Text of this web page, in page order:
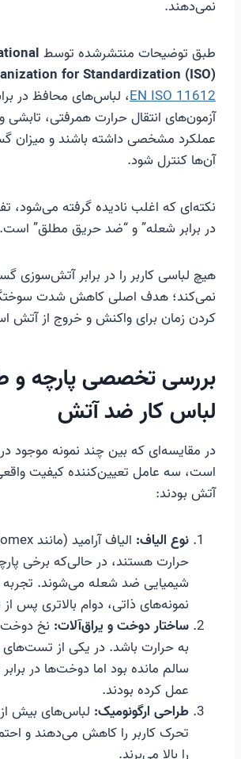
نمی‌دهند.
طبق توضیحات منتشرشده توسط
for Standardization (ISO)
EN ISO 11612، لباس‌های محافظ در
آزمون‌های انتقال حرارت همرفتی،
عملکرد مشخصی داشته باشند و میزان
آن‌ها کنترل شود.
نکته‌ای که اغلب نادیده گرفته می‌شود،
در برابر شعله” و “ضد حریق مطلق” است.
هیچ لباسی کاربر را در برابر آتش‌سوزی
نمی‌کند؛ هدف اصلی کاهش شدت
کردن زمان برای واکنش و خروج از آتش
بررسی تخصصی پارچه و
لباس کار ضد آتش
در مقایسه‌ای که بین چند نمونه موجود در
است، سه عامل تعیین‌کننده کیفیت
آتش بودند:
نوع الیاف:
حرارت هستند، در حالی‌که برخی
شیمیایی ضد شعله می‌شوند. تجربه
نمونه‌های ذاتی، دوام بالاتری پس
ساختار دوخت و یراق‌آلات: نخ دوخت
به حرارت باشد. در یکی از تست‌های
سالم مانده بود اما دوخت‌ها در
عمل کرده بودند.
طراحی ارگونومیک: لباس‌های بیش
تحرک کاربر را کاهش می‌دهند و
را بالا می‌برند.